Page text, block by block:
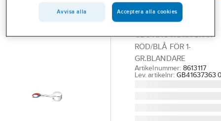
RH, Nautic,
Gustavsberg
GBG NAUTIC RH-SPAK
RÖD/BLÅ FÖR 1-
GR.BLANDARE
Artikelnummer: 8613117
Lev. artikelnr: GB41637363
Avvisa alla Acceptera alla cookies